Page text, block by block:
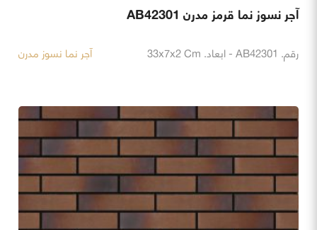
آجر نسوز نما قرمز مدرن AB42301
رقم. AB42301 - ابعاد. 33x7x2 Cm آجر نما نسوز مدرن